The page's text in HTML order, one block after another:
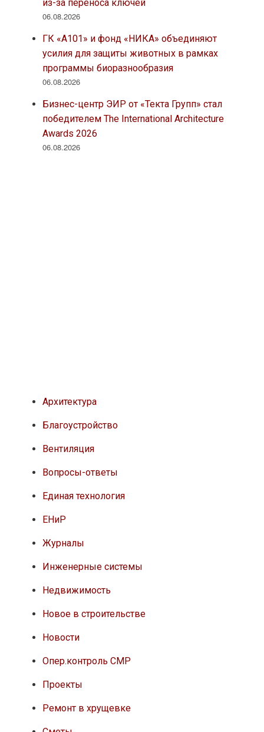
из-за переноса ключей
06.08.2026
ГК «А101» и фонд «НИКА» объединяют
усилия для защиты животных в рамках
программы биоразнообразия
06.08.2026
Бизнес-центр ЭИР от «Текта Групп» стал
победителем The International Architecture
Awards 2026
06.08.2026
Архитектура
Благоустройство
Вентиляция
Вопросы-ответы
Единая технология
ЕНиР
Журналы
Инженерные системы
Недвижимость
Новое в строительстве
Новости
Опер.контроль СМР
Проекты
Ремонт в хрущевке